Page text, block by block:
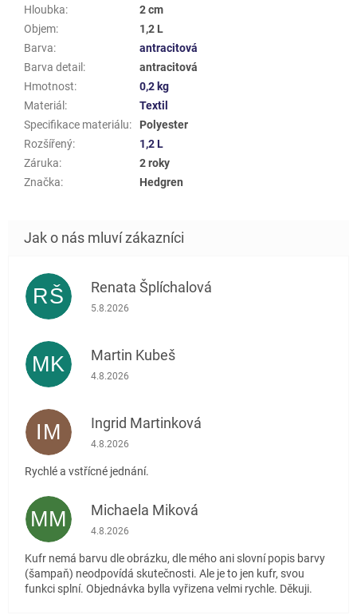
Hloubka:
2 cm
Objem:
1,2 L
Barva:
antracitová
Barva detail :
antracitová
Hmotnost:
0,2 kg
Materiál :
Textil
Specifikace materiálu:
Polyester
Rozšířený:
1,2 L
Záruka:
2 roky
Značka: Hedgren
RŠ Renata Šplíchalová
Hodnocení obchodu je 5 z 5 hvězdiček.
5.8.2026
MK Martin Kubeš
Hodnocení obchodu je 5 z 5 hvězdiček.
4.8.2026
IM Ingrid Martinková
Hodnocení obchodu je 5 z 5 hvězdiček.
4.8.2026
Rychlé a vstřícné jednání.
MM Michaela Miková
Hodnocení obchodu je 5 z 5 hvězdiček.
4.8.2026
Kufr nemá barvu dle obrázku, dle mého ani slovní popis barvy
(šampaň) neodpovídá skutečnosti. Ale je to jen kufr, svou
funkci splní. Objednávka bylla vyřizena velmi rychle. Děkuji.